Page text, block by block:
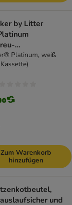
by Litter
Platinum, weiß
Zum Warenkorb
hinzufügen
und